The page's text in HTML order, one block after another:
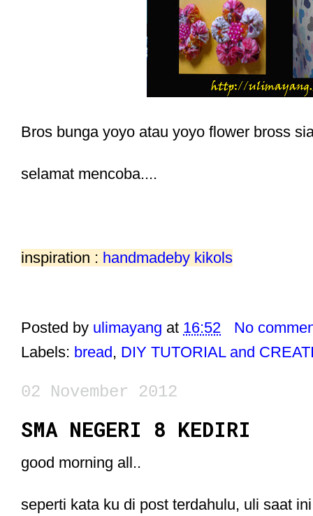
Bros bunga yoyo atau yoyo flower bross
selamat mencoba....
inspiration : handmadeby kikols
Posted by ulimayang at 16:52
No
Labels: bread, DIY TUTORIAL and
02 November 2012
SMA NEGERI 8 KEDIRI
good morning all..
seperti kata ku di post terdahulu, uli saat